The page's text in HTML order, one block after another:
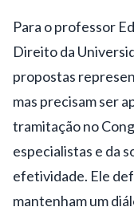
Para o professor
Direito da
propostas
mas precisam ser
tramitação no
especialistas e da
efetividade. Ele
mantenham um